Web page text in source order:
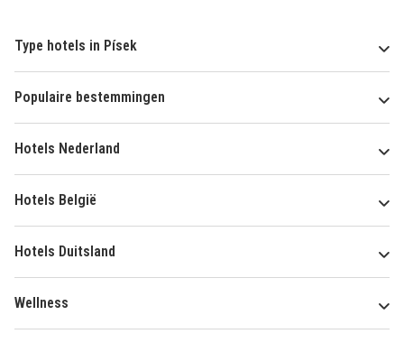
Type hotels in Písek
Populaire bestemmingen
Hotels Nederland
Hotels België
Hotels Duitsland
Wellness